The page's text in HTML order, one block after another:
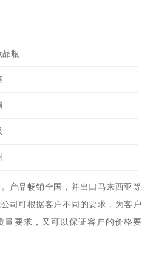
品瓶
产品畅销全国，并出口马来西亚等
司可根据客户不同的要求，为客户
量要求，又可以保证客户的价格要